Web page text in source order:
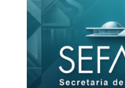
SETEMBRO!